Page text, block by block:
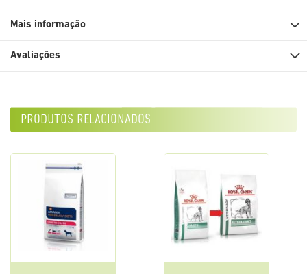
Mais informação
Avaliações
produtos relacionados